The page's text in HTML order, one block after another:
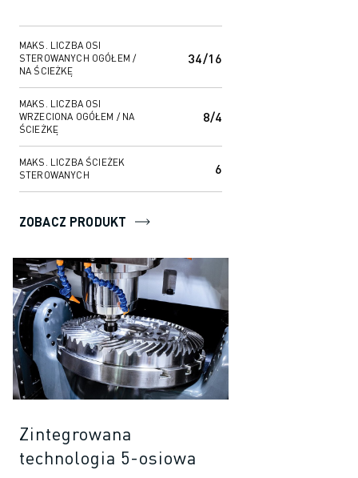
nowoczesny system s...
MAKS. LICZBA OSI
STEROWANYCH OGÓŁEM /
NA ŚCIEŻKĘ
34/16
MAKS. LICZBA OSI
WRZECIONA OGÓŁEM / NA
ŚCIEŻKĘ
8/4
MAKS. LICZBA ŚCIEŻEK
STEROWANYCH
6
ZOBACZ PRODUKT
Zintegrowana
technologia 5-osiowa